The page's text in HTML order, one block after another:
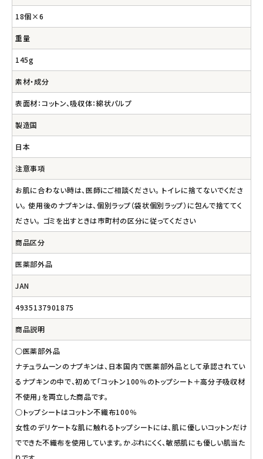
18個×6
重量
145g
素材・成分
表面材：コットン、吸収体：綿状パルプ
製造国
日本
注意事項
お肌に合わない時は、医師にご相談ください。 トイレに捨てないでくださ
い。 使用後のナプキンは、個別ラップ（袋状個別ラップ）に包んで捨ててく
ださい。 ゴミを出すときは市町村の区分に従ってください
商品区分
医薬部外品
JAN
4935137901875
商品説明
○医薬部外品
ナチュラムーンのナプキンは、日本国内で医薬部外品として承認されてい
るナプキンの中で、初めて「コットン100％のトップシート＋高分子吸収材
不使用」を両立した商品です。
○トップシートはコットン不織布100％
女性のデリケートな肌に触れるトップシートには、肌に優しいコットンだけ
でできた不織布を使用しています。かぶれにくく、敏感肌にも優しい肌当た